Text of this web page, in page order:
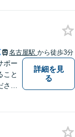
の
で
名古屋駅 から徒歩3分
ポー
こと
さ
詳細を見
る